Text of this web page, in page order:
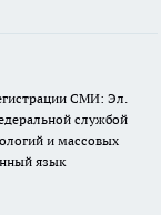
СМИ: Эл.
службой
и массовых
язык